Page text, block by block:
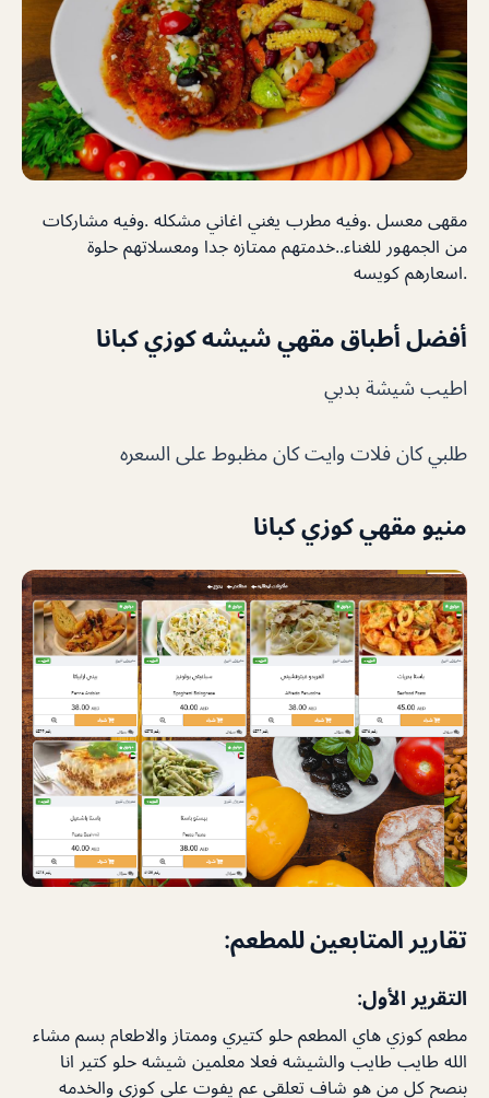
مقهى معسل .وفيه مطرب يغني اغاني مشكله .وفيه مشاركات
من الجمهور للغناء..خدمتهم ممتازه جدا ومعسلاتهم حلوة
.اسعارهم كويسه
أفضل أطباق مقهي شيشه كوزي كبانا
اطيب شيشة بدبي
طلبي كان فلات وايت كان مظبوط على السعره
منيو مقهي كوزي كبانا
تقارير المتابعين للمطعم:
التقرير الأول:
مطعم كوزي هاي المطعم حلو كتيري وممتاز والاطعام بسم مشاء
الله طايب طايب والشيشه فعلا معلمين شيشه حلو كتير انا
بنصح كل من هو شاف تعلقي عم يفوت علي كوزي والخدمه